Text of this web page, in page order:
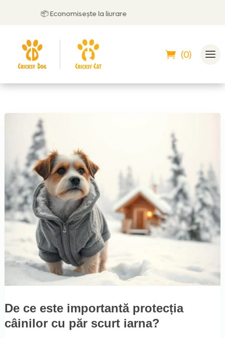
📦 Economisește la livrare
(0)
De ce este importantă protecția
câinilor cu păr scurt iarna?